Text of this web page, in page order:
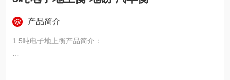
产品简介
1.5吨电子地上衡产品简介：
电子地上衡也被称为地磅，是厂矿、商家等用于大宗货物计量的